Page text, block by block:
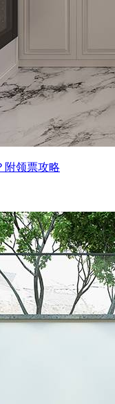
附领票攻略